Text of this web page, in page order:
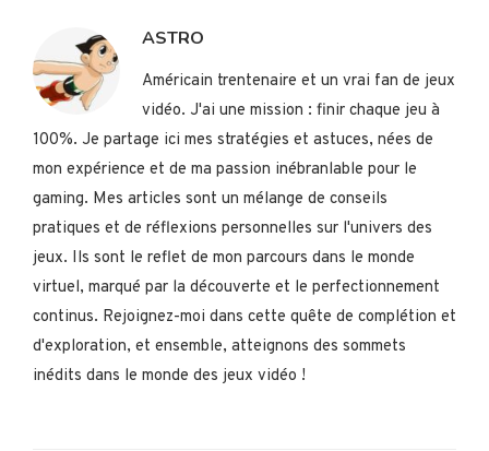
ASTRO
Américain trentenaire et un vrai fan de jeux
vidéo. J'ai une mission : finir chaque jeu à
100%. Je partage ici mes stratégies et astuces, nées de
mon expérience et de ma passion inébranlable pour le
gaming. Mes articles sont un mélange de conseils
pratiques et de réflexions personnelles sur l'univers des
jeux. Ils sont le reflet de mon parcours dans le monde
virtuel, marqué par la découverte et le perfectionnement
continus. Rejoignez-moi dans cette quête de complétion et
d'exploration, et ensemble, atteignons des sommets
inédits dans le monde des jeux vidéo !